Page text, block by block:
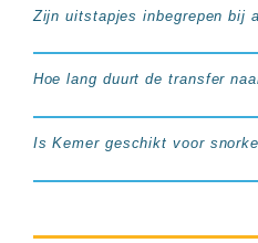
Zijn uitstapjes inbegrepen bij
Hoe lang duurt de transfer
Is Kemer geschikt voor